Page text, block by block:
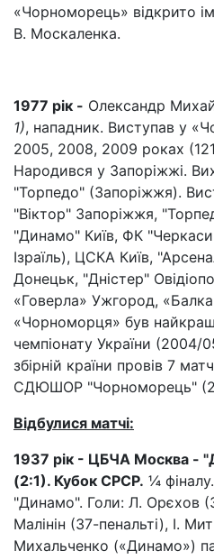
«Чорноморець» відкрито
В. Москаленка.
1977 рік - Олександр
1), нападник. Виступав у
2005, 2008, 2009 роках
Народився у Запоріжжі.
"Торпедо" (Запоріжжя).
"Віктор" Запоріжжя,
"Динамо" Київ, ФК
Ізраїль), ЦСКА Київ,
Донецьк, "Дністер"
«Говерла» Ужгород,
«Чорноморця» був
чемпіонату України (2004/
збірній країни провів 7
СДЮШОР "Чорноморець"
Відбулися матчі:
1937 рік - ЦБЧА Москва -
(2:1). Кубок СРСР. ¼
"Динамо". Голи: Л. Орєхов
Малінін (37-пенальті), І.
Михальченко («Динамо»)